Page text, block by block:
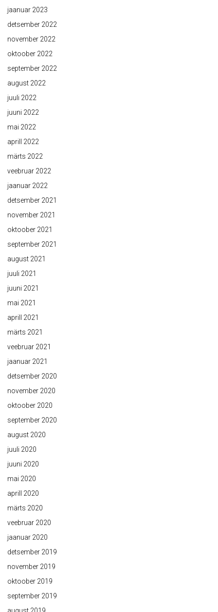
jaanuar 2023
detsember 2022
november 2022
oktoober 2022
september 2022
august 2022
juuli 2022
juuni 2022
mai 2022
aprill 2022
märts 2022
veebruar 2022
jaanuar 2022
detsember 2021
november 2021
oktoober 2021
september 2021
august 2021
juuli 2021
juuni 2021
mai 2021
aprill 2021
märts 2021
veebruar 2021
jaanuar 2021
detsember 2020
november 2020
oktoober 2020
september 2020
august 2020
juuli 2020
juuni 2020
mai 2020
aprill 2020
märts 2020
veebruar 2020
jaanuar 2020
detsember 2019
november 2019
oktoober 2019
september 2019